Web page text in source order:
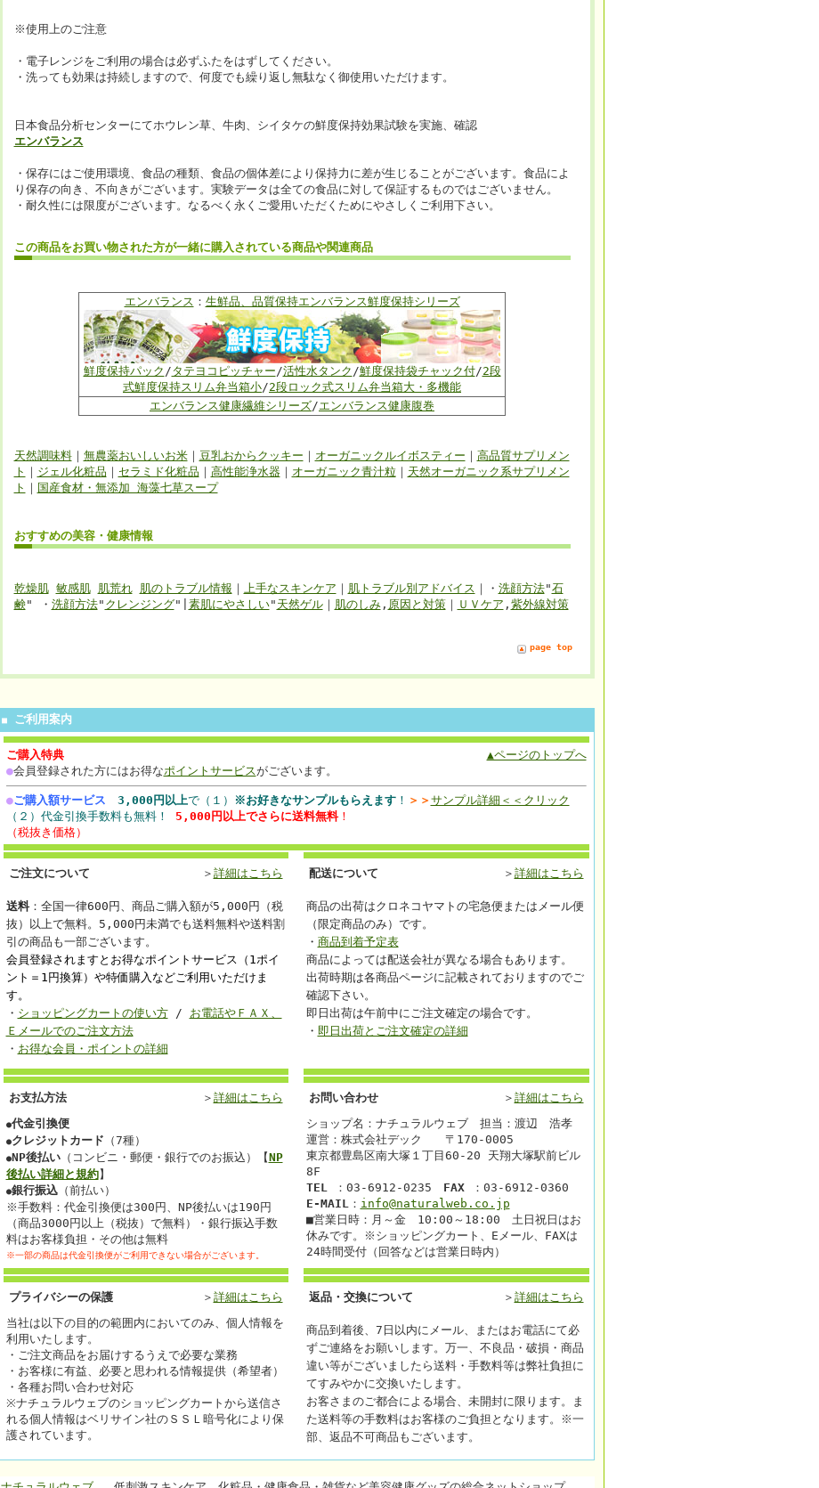
※使用上のご注意
・電子レンジをご利用の場合は必ずふたをはずしてください。
・洗っても効果は持続しますので、何度でも繰り返し無駄なく御使用いただけます。
日本食品分析センターにてホウレン草、牛肉、シイタケの鮮度保持効果試験を実施、確認
エンバランス
・保存にはご使用環境、食品の種類、食品の個体差により保持力に差が生じることがございます。食品によ
り保存の向き、不向きがございます。実験データは全ての食品に対して保証するものではございません。
・耐久性には限度がございます。なるべく永くご愛用いただくためにやさしくご利用下さい。
この商品をお買い物された方が一緒に購入されている商品や関連商品
エンバランス ： 生鮮品、品質保持エンバランス鮮度保持シリーズ
鮮度保持パック /タテヨコピッチャー/活性水タンク /鮮度保持袋チャック付/2段
式鮮度保持スリム弁当箱小/2段ロック式スリム弁当箱大・多機能
エンバランス健康繊維シリーズ/エンバランス健康腹巻
天然調味料｜ 無農薬おいしいお米｜ 豆乳おからクッキー ｜ オーガニックルイボスティー ｜ 高品質サプリメン
ト ｜ ジェル化粧品 ｜ セラミド化粧品 ｜ 高性能浄水器｜ オーガニック青汁粒｜ 天然オーガニック系サプリメン
ト ｜ 国産食材・無添加 海藻七草スープ
おすすめの美容・健康情報
乾燥肌 敏感肌 肌荒れ 肌のトラブル情報 ｜ 上手なスキンケア ｜ 肌トラブル別アドバイス ｜・ 洗顔方法"石
鹸" ・ 洗顔方法" クレンジング"| 素肌にやさしい" 天然ゲル｜ 肌のしみ, 原因と対策｜ ＵＶケア , 紫外線対策
page top
■ ご利用案内
ご購入特典
▲ページのトップへ
●会員登録された方にはお得なポイントサービスがございます。
●ご購入額サービス 3,000円以上で（１） ※お好きなサンプルもらえます！ ＞＞ サンプル詳細＜＜クリック
（２）代金引換手数料も無料！
5,000円以上でさらに送料無料！
（税抜き価格）
ご注文について ＞ 詳細はこちら 配送について ＞ 詳細はこちら
送料：全国一律600円、商品ご購入額が5,000円（税
抜）以上で無料。5,000円未満でも送料無料や送料割
引の商品も一部ございます。
会員登録されますとお得なポイントサービス（1ポイ
ント＝1円換算）や特価購入などご利用いただけま
す。
・ ショッピングカートの使い方/ お電話やＦＡＸ、
Ｅメールでのご注文方法
・ お得な会員・ポイントの詳細
商品の出荷はクロネコヤマトの宅急便またはメール便
（限定商品のみ）です。
・ 商品到着予定表
商品によっては配送会社が異なる場合もあります。
出荷時期は各商品ページに記載されておりますのでご
確認下さい。
即日出荷は午前中にご注文確定の場合です。
・ 即日出荷とご注文確定の詳細
お支払方法 ＞ 詳細はこちら お問い合わせ ＞ 詳細はこちら
●代金引換便
●クレジットカード （7種）
●NP後払い（コンビニ・郵便・銀行でのお振込）【NP
後払い詳細と規約】
●銀行振込（前払い）
※手数料：代金引換便は300円、 NP後払いは190円
（商品3000円以上（税抜）で無料）・銀行振込手数
料はお客様負担・その他は無料
※一部の商品は代金引換便がご利用できない場合がございます。
ショップ名：ナチュラルウェブ 担当：渡辺 浩孝
運営：株式会社デック 〒170-0005
東京都豊島区南大塚１丁目60-20 天翔大塚駅前ビル
8F
TEL
：03-6912-0235 FAX
：03-6912-0360
E-MAIL： info@naturalweb.co.jp
■営業日時：月～金 10:00～18:00 土日祝日はお
休みです。※ショッピングカート、Eメール、FAXは
24時間受付（回答などは営業日時内）
プライバシーの保護 ＞ 詳細はこちら 返品・交換について ＞ 詳細はこちら
当社は以下の目的の範囲内においてのみ、個人情報を
利用いたします。
・ご注文商品をお届けするうえで必要な業務
・お客様に有益、必要と思われる情報提供（希望者）
・各種お問い合わせ対応
※ナチュラルウェブのショッピングカートから送信さ
れる個人情報はベリサイン社のＳＳＬ暗号化により保
護されています。
商品到着後、7日以内にメール、またはお電話にて必
ずご連絡をお願いします。万一、不良品・破損・商品
違い等がございましたら送料・手数料等は弊社負担に
てすみやかに交換いたします。
お客さまのご都合による場合、未開封に限ります。ま
た送料等の手数料はお客様のご負担となります。※一
部、返品不可商品もございます。